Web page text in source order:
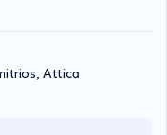
Attica